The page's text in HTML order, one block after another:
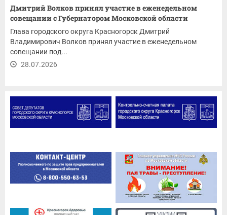
Дмитрий Волков принял участие в еженедельном
совещании с Губернатором Московской области
Глава городского округа Красногорск Дмитрий
Владимирович Волков принял участие в еженедельном
совещании под...
28.07.2026